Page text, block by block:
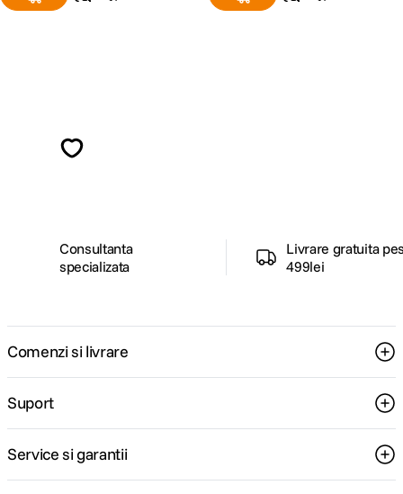
Consultanta
specializata
Livrare gratuita
499lei
Comenzi si livrare
Suport
Service si garantii